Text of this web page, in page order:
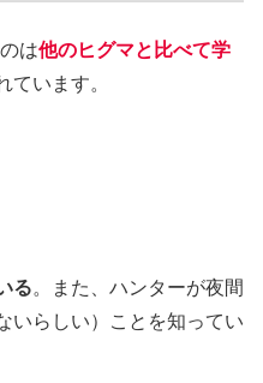
は他のヒグマと比べて学
ています。
る。また、ハンターが夜間
いらしい）ことを知ってい